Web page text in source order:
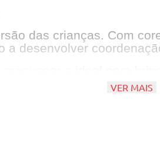
das crianças. Com
desenvolver
ainda mais animada e
VER MAIS